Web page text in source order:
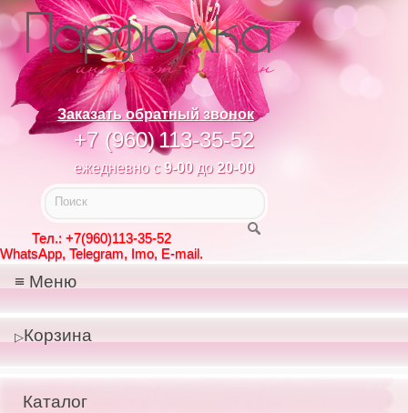
Заказать обратный звонок
+7 (960)113-35-52
ежедневно с 9-00до 20-00
Тел.: +7(960)113-35-52
WhatsApp, Telegram, Imo, E-mail.
Меню
Корзина
Каталог